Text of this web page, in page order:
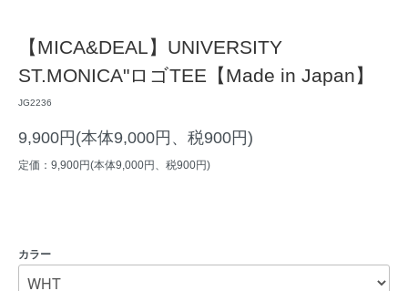
【MICA&DEAL】UNIVERSITY
ST.MONICA"ロゴTEE【Made in Japan】
JG2236
9,900円(本体9,000円、税900円)
定価：9,900円(本体9,000円、税900円)
カラー